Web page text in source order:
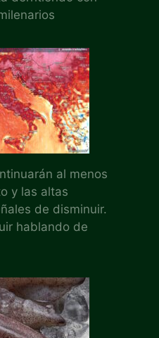
al menos
y las altas
de disminuir.
hablando de